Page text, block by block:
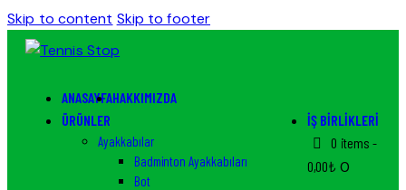
Skip to content Skip to footer
ANASAYFAHAKKIMIZDA
ÜRÜNLER
Ayakkabılar
Badminton Ayakkabıları
Bot
İŞ BIRLIKLERI
0 items -
0,00₺ 0